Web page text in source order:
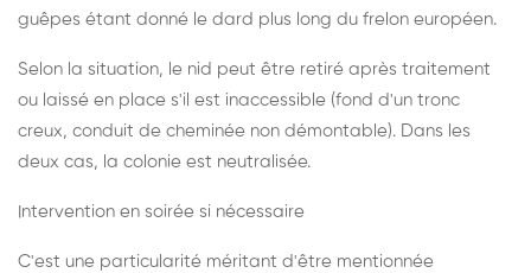
guêpes étant donné le dard plus long du frelon européen.
Selon la situation, le nid peut être retiré après traitement
ou laissé en place s'il est inaccessible (fond d'un tronc
creux, conduit de cheminée non démontable). Dans les
deux cas, la colonie est neutralisée.
Intervention en soirée si nécessaire
C'est une particularité méritant d'être mentionnée